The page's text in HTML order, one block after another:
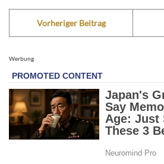
Vorheriger Beitrag
Werbung